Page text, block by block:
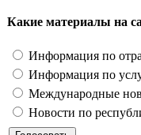
Какие материалы на
Информация по
Информация по
Международные
Новости по